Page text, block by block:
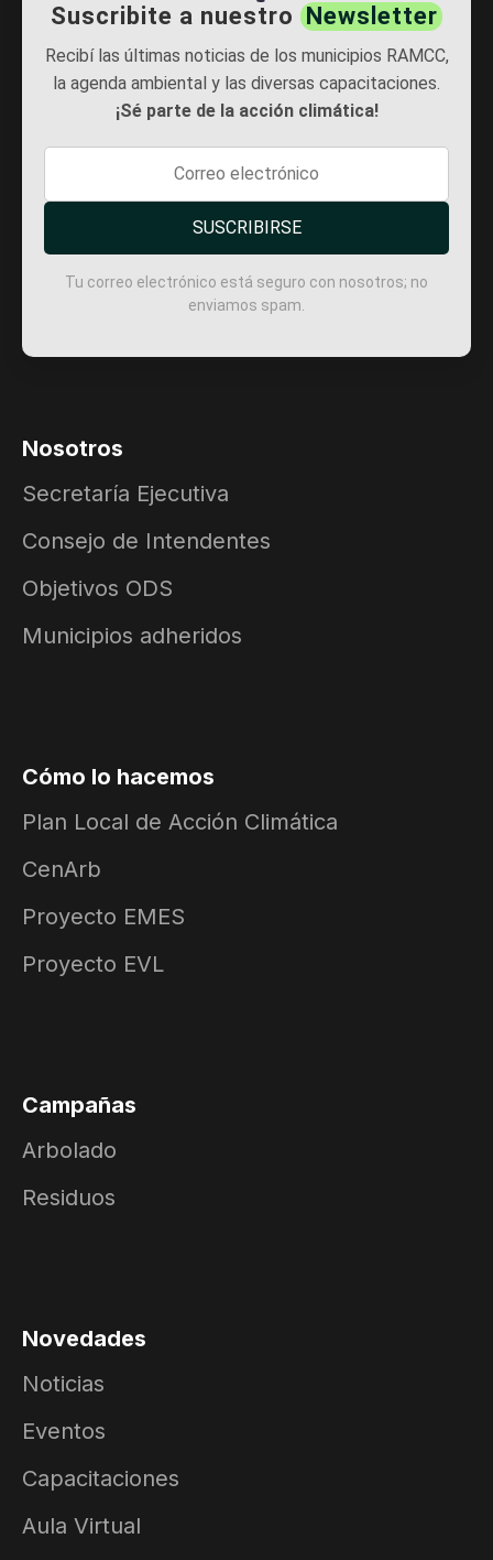
Suscribite a nuestro Newsletter
Recibí las últimas noticias de los municipios RAMCC,
la agenda ambiental y las diversas capacitaciones.
¡Sé parte de la acción climática!
SUSCRIBIRSE
Tu correo electrónico está seguro con nosotros; no
enviamos spam.
Nosotros
Secretaría Ejecutiva
Consejo de Intendentes
Objetivos ODS
Municipios adheridos
Cómo lo hacemos
Plan Local de Acción Climática
CenArb
Proyecto EMES
Proyecto EVL
Campañas
Arbolado
Residuos
Novedades
Noticias
Eventos
Capacitaciones
Aula Virtual